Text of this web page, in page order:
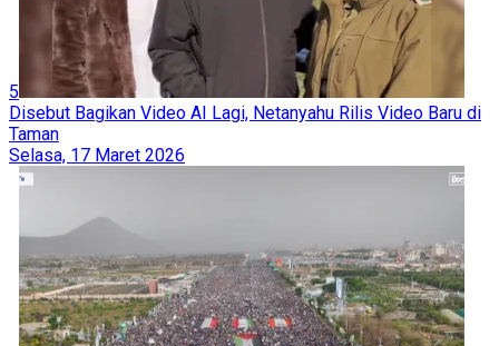
5
Disebut Bagikan Video AI Lagi, Netanyahu Rilis Video Baru di
Taman
Selasa, 17 Maret 2026